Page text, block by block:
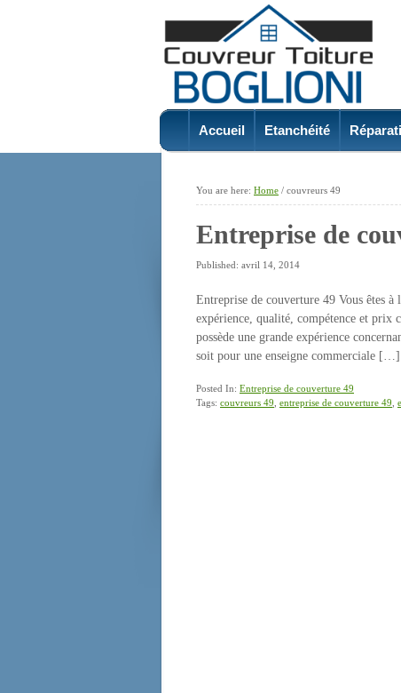
Accueil Etanchéité
You are here: Home / couvreurs 49
Entreprise de
Published: avril 14, 2014
Entreprise de couverture 49 Vous êtes à
expérience, qualité, compétence et
possède une grande expérience
soit pour une enseigne commerciale […]
Posted In: Entreprise de couverture 49
Tags: couvreurs 49 entreprise de couverture 49